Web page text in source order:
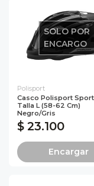
SOLO POR
ENCARGO
Polisport
Casco Polisport Sport
Talla L (58-62 Cm)
Negro/Gris
$ 23.100
Encargar